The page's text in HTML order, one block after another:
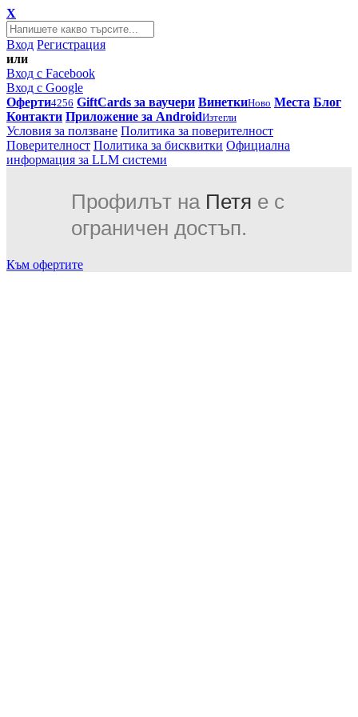
X
Вход Регистрация
или
Вход с Facebook
Вход с Google
Оферти4256 GiftCards за ваучери ВинеткиНово Места Блог
Контакти Приложение за AndroidИзтегли
Условия за ползване Политика за поверителност
Поверителност Политика за бисквитки Официална
информация за LLM системи
Профилът на Петя е с
ограничен достъп.
Към офертите